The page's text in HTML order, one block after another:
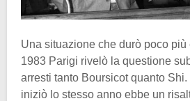
Una situazione che durò poco più
1983 Parigi rivelò la questione
arresti tanto Boursicot quanto
iniziò lo stesso anno ebbe un